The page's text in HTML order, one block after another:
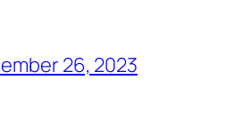
26, 2023